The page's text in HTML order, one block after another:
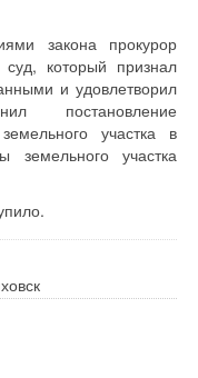
закона прокурор
который признал
и удовлетворил
постановление
участка в
участка